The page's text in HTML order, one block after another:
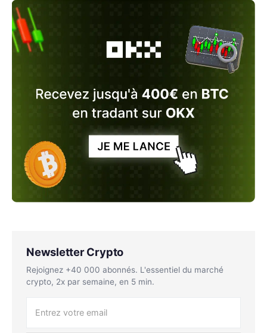
Newsletter Crypto
Rejoignez +40 000 abonnés. L'essentiel du marché
crypto, 2x par semaine, en 5 min.